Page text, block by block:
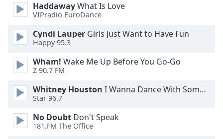
Edge
Style
Font
Family
Reset
Done
Modal
Dialog
HaddawayWhat Is Love
VIPradio EuroDance
Cyndi Lauper Girls Just Want to Have Fun
Happy 95.3
Wham! Wake Me Up Before You Go-Go
Z 90.7 FM
Whitney Houston I Wanna Dance With Somebody
Star 96.7
No Doubt Don't Speak
181.FM The Office